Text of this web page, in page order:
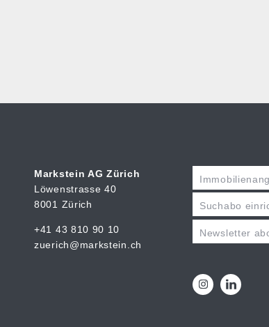
Markstein AG Zürich
Löwenstrasse 40
8001 Zürich
+41 43 810 90 10
zuerich@markstein.ch
Suchabo
Newsletter